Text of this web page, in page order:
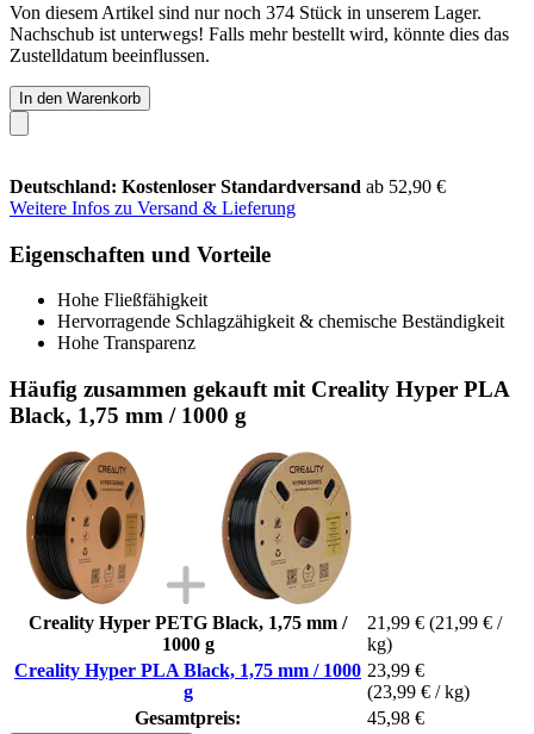
Von diesem Artikel sind nur noch 374 Stück in unserem Lager.
Nachschub ist unterwegs! Falls mehr bestellt wird, könnte dies das
Zustelldatum beeinflussen.
In den Warenkorb
Deutschland: Kostenloser Standardversand ab 52,90 €
Weitere Infos zu Versand & Lieferung
Eigenschaften und Vorteile
Hohe Fließfähigkeit
Hervorragende Schlagzähigkeit & chemische Beständigkeit
Hohe Transparenz
Häufig zusammen gekauft mit Creality Hyper PLA
Black, 1,75 mm / 1000 g
Creality Hyper PETG Black, 1,75 mm /
1000 g
21,99 € (21,99 € /
kg)
Creality Hyper PLA Black, 1,75 mm / 1000
g
23,99 €
(23,99 € / kg)
Gesamtpreis:
45,98 €